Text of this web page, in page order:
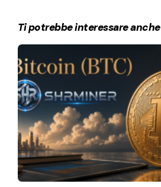
Ti potrebbe interessare anche